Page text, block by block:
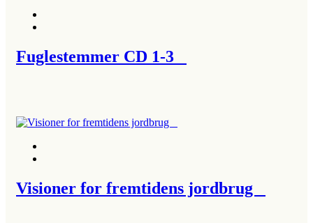
Fuglestemmer CD 1-3
Visioner for fremtidens jordbrug